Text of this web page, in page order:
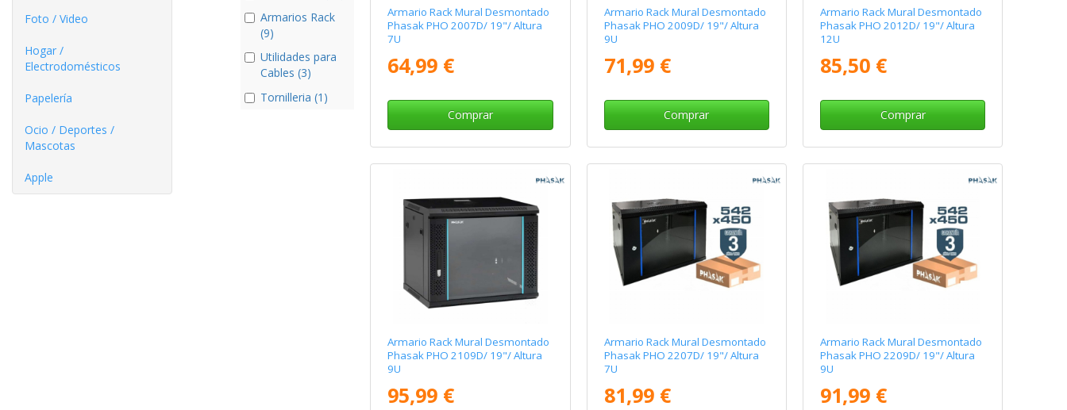
Foto / Video
Hogar /
Electrodomésticos
Papelería
Ocio / Deportes /
Mascotas
Apple
Armarios Rack
(9)
Utilidades para
Cables (3)
Tornilleria (1)
Armario Rack Mural Desmontado
Phasak PHO 2007D/ 19"/ Altura
7U
64,99 €
Comprar
Armario Rack Mural Desmontado
Phasak PHO 2009D/ 19"/ Altura
9U
71,99 €
Comprar
Armario Rack Mural Desmontado
Phasak PHO 2012D/ 19"/ Altura
12U
85,50 €
Comprar
Armario Rack Mural Desmontado
Phasak PHO 2109D/ 19"/ Altura
9U
95,99 €
Armario Rack Mural Desmontado
Phasak PHO 2207D/ 19"/ Altura
7U
81,99 €
Armario Rack Mural Desmontado
Phasak PHO 2209D/ 19"/ Altura
9U
91,99 €